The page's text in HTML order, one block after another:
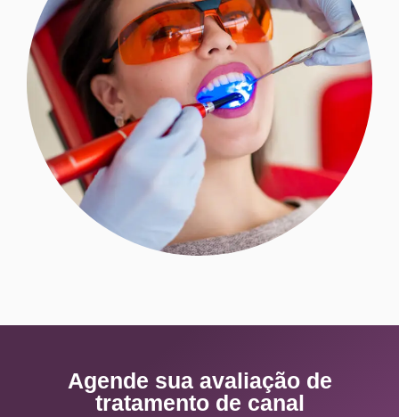
Agende sua avaliação de
tratamento de canal